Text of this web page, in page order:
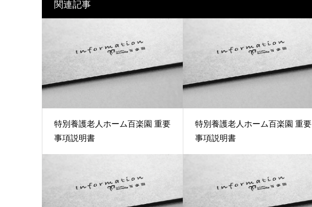
関連記事
特別養護老人ホーム百楽園 重要
事項説明書
特別養護老人ホーム百楽園 重要
事項説明書